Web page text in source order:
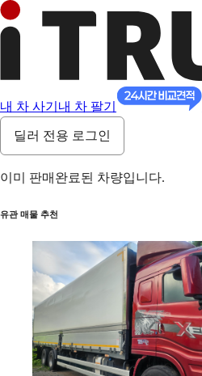
내 차 사기 내 차 팔기
딜러 전용 로그인
이미 판매완료된 차량입니다.
유관 매물 추천